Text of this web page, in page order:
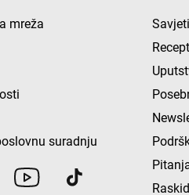
mreža
suradnju